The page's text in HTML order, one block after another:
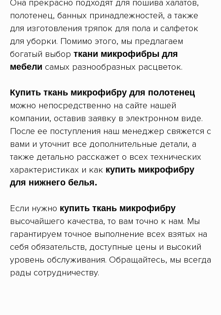
Она прекрасно подходят для пошива халатов,
полотенец, банных принадлежностей, а также
для изготовления тряпок для пола и салфеток
для уборки. Помимо этого, мы предлагаем
богатый выбор ткани микрофибры для
мебели самых разнообразных расцветок.
Купить ткань микрофибру для полотенец
можно непосредственно на сайте нашей
компании, оставив заявку в электронном виде.
После ее поступления наш менеджер свяжется с
вами и уточнит все дополнительные детали, а
также детально расскажет о всех технических
характеристиках и как купить микрофибру
для нижнего белья.
Если нужно купить ткань микрофибру
высочайшего качества, то вам точно к нам. Мы
гарантируем точное выполнение всех взятых на
себя обязательств, доступные цены и высокий
уровень обслуживания. Обращайтесь, мы всегда
рады сотрудничеству.